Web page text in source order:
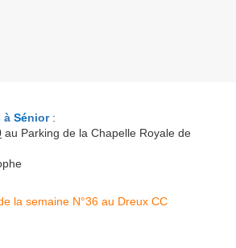
à Sénior:
au Parking de la Chapelle Royale de